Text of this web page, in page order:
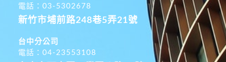
電話：03-5302678
新竹市埔前路248巷5弄21號
台中分公司
電話：04-23553108